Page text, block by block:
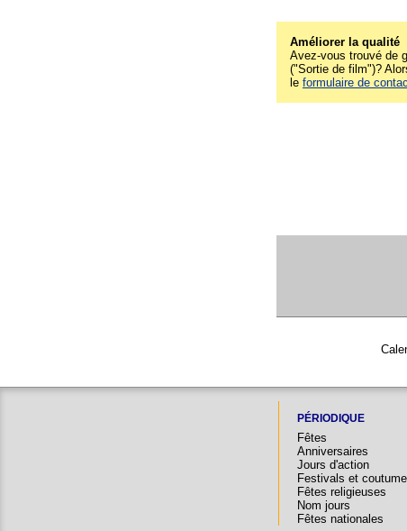
Améliorer la qualité
Avez-vous trouvé de
("Sortie de film")?
le formulaire de
PÉRIODIQUE
Fêtes
Anniversaires
Jours d'action
Festivals et
Fêtes religieuses
Nom jours
Fêtes nationales